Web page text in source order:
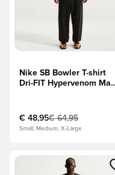
Nike SB Bowler T-shirt
Dri-FIT Hypervenom Mad
€ 48,95€ 64,95
Small, Medium, X-Large
Öffnet ein Fenster